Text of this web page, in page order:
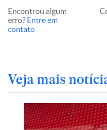
Encontrou algum
erro? Entre em
contato
Veja mais